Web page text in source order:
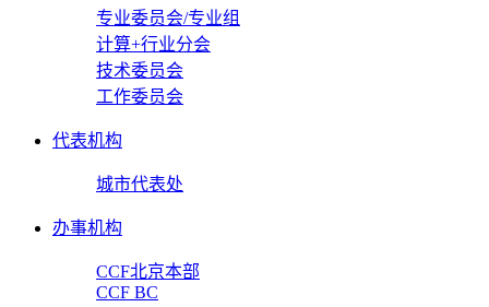
专业委员会/专业组
计算+行业分会
技术委员会
工作委员会
代表机构
城市代表处
办事机构
CCF北京本部
CCF BC